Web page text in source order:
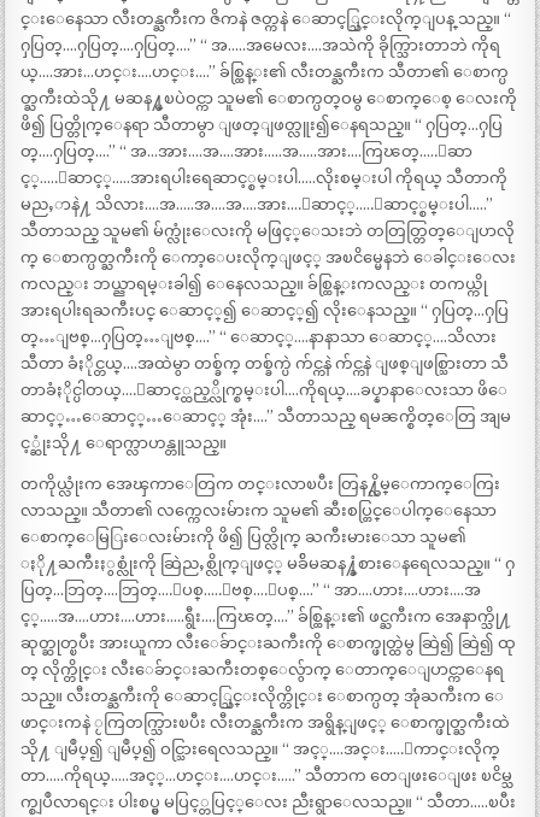
င္းေနေသာ လီးတန္ႀကီးက ဇိကနဲ ဇတ္ကနဲ ေဆာင့္သြင္းလိုက္ျပန္ သည္။ “
ႁပြတ္….ႁပြတ္….ႁပြတ္….” “ အ…..အမေလး….အသဲကို ခိုက္သြားတာဘဲ ကိုရ
ယ္….အား…ဟင္း….ဟင္း….” ခ်စ္ထြန္း၏ လီးတန္ႀကီးက သီတာ၏ ေစာက္ပ
တ္ႀကီးထဲသို႔ မဆန႔္မၿပဲဝင္ကာ သူမ၏ ေစာက္ပတ္ဝမွ ေစာက္ေစ့ ေလးကို
ဖိ၍ ပြတ္တိုက္ေနရာ သီတာမွာ ျဖတ္ျဖတ္လူး၍ေနရသည္။ “ ႁပြတ္…ႁပြ
တ္….ႁပြတ္….” “ အ…အား….အ….အား…..အ…..အား….ကြၽတ္…..ေဆာ
င့္…..ေဆာင့္…..အားရပါးရေဆာင့္စမ္းပါ…..လိုးစမ္းပါ ကိုရယ္ သီတာကို
မညႇာနဲ႔ သိလား….အ…..အ….အ….အား….ေဆာင့္…..ေဆာင့္စမ္းပါ…..”
သီတာသည္ သူမ၏ မ်က္လုံးေလးကို မဖြင့္ေသးဘဲ တတြတ္တြတ္ေျပာလို
က္ ေစာက္ပတ္ႀကီးကို ေကာ့ေပးလိုက္ျဖင့္ အၿငိမ္မေနဘဲ ေခါင္းေလး
ကလည္း ဘယ္ညာရမ္းခါ၍ ေနေလသည္။ ခ်စ္ထြန္းကလည္း တကယ္ကို
အားရပါးရႀကီးပင္ ေဆာင့္၍ ေဆာင့္၍ လိုးေနသည္။ “ ႁပြတ္…ႁပြ
တ္…ျဗစ္…ႁပြတ္…ျဗစ္….” “ ေဆာင့္….နာနာသာ ေဆာင့္….သိလား
သီတာ ခံႏိုင္တယ္….အထဲမွာ တစ္ခ်က္ တစ္ခ်က္ပဲ က်င္ကနဲ က်င္ကနဲ ျဖစ္ျဖစ္သြားတာ သီ
တာခံႏိုင္ပါတယ္….ေဆာင့္ထည့္လိုက္စမ္းပါ….ကိုရယ္….ခပ္နာနာေလးသာ ဖိေ
ဆာင့္…ေဆာင့္…ေဆာင့္ အုံး….” သီတာသည္ ရမၼက္စိတ္ေတြ အျမ
င့္ဆုံးသို႔ ေရာက္လာဟန္တူသည္။
တကိုယ္လုံးက အေၾကာေတြက တင္းလာၿပီး တြန႔္လိမ္ေကာက္ေကြး
လာသည္။ သီတာ၏ လက္ကေလးမ်ားက သူမ၏ ဆီးစပ္တြင္ေပါက္ေနေသာ
ေစာက္ေမြြးေလးမ်ားကို ဖိ၍ ပြတ္လိုက္ ႀကီးမားေသာ သူမ၏
ႏို႔ႀကီးႏွစ္လုံးကို ဆြဲညႇစ္လိုက္ျဖင့္ မခ်ိမဆန႔္ခံစားေနရေလသည္။ “ ႁ
ပြတ္…ဘြတ္….ဘြတ္….ျပစ္…..ျဗစ္….ျပစ္….” “ အာ….ဟား….ဟား….အ
င့္…..အ….ဟား….ဟား…..ရွီး….ကြၽတ္….” ခ်စ္ထြန္း၏ ဖင္ႀကီးက အေနာက္သို႔
ဆုတ္ဆုတ္ၿပီး အားယူကာ လီးေခ်ာင္းႀကီးကို ေစာက္ဖုတ္ထဲမွ ဆြဲ၍ ဆြဲ၍ ထု
တ္ လိုက္တိုင္း လီးေခ်ာင္းႀကီးတစ္ေလွ်ာက္ ေတာက္ေျပာင္ကာေနရ
သည္။ လီးတန္ႀကီးကို ေဆာင့္သြင္းလိုက္တိုင္း ေစာက္ပတ္ အုံႀကီးက ေ
ဖာင္းကနဲ ႂကြတက္သြားၿပီး လီးတန္ႀကီးက အရွိန္ျဖင့္ ေစာက္ဖုတ္ႀကီးထဲ
သို႔ ျမဳပ္၍ ျမဳပ္၍ ဝင္သြားရေလသည္။ “ အင့္….အင္း…..ေကာင္းလိုက္
တာ…..ကိုရယ္…..အင့္…ဟင္း….ဟင္း…..” သီတာက တေျဖးေျဖး ၿငိမ္သ
က္စျပဳလာရင္း ပါးစပ္မွ မပြင့္တပြင့္ေလး ညီးရွာေလသည္။ “ သီတာ…..ၿပီး